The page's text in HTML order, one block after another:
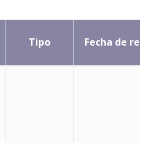
Tipo Fecha de